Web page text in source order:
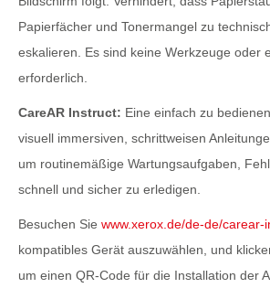
Papierfächer und Tonermangel zu
eskalieren. Es sind keine Werkzeuge oder
erforderlich.
CareAR Instruct: Eine einfach zu
visuell immersiven, schrittweisen
um routinemäßige Wartungsaufgaben,
schnell und sicher zu erledigen.
Besuchen Sie www.xerox.de/de-de/carear-
kompatibles Gerät auszuwählen, und
um einen QR-Code für die Installation der